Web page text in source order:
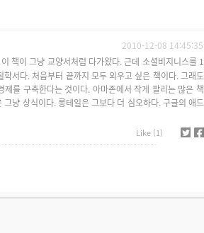
2010-12-08 14:45:35
책이 그냥 교양서처럼 다가왔다. 근데 소셜비지니스를 1
서다. 처음부터 끝까지 모두 외우고 싶은 책이다. 그래도
를 구축한다는 것이다. 아마존에서 작게 팔리는 많은 책
냥 상식이다. 롱테일은 그보다 더 심오하다. 구글의 애드
Like (1)